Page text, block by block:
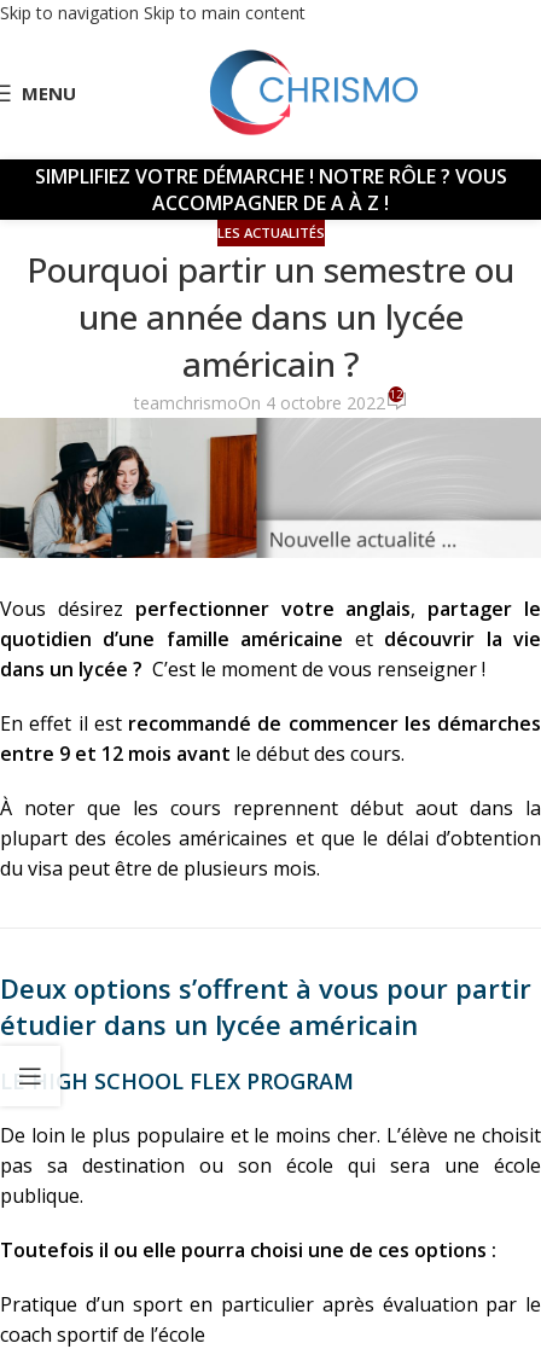
Skip to navigation Skip to main content
MENU
SIMPLIFIEZ VOTRE DÉMARCHE ! NOTRE RÔLE ? VOUS
ACCOMPAGNER DE A À Z !
LES ACTUALITÉS
Pourquoi partir un semestre ou
une année dans un lycée
américain ?
teamchrismoOn 4 octobre 2022 12
Vous désirez perfectionner votre anglais, partager le
quotidien d’une famille américaine et découvrir la vie
dans un lycée ? C’est le moment de vous renseigner !
En effet il est recommandé de commencer les démarches
entre 9 et 12 mois avant le début des cours.
À noter que les cours reprennent début aout dans la
plupart des écoles américaines et que le délai d’obtention
du visa peut être de plusieurs mois.
Deux options s’offrent à vous pour partir
étudier dans un lycée américain
LE HIGH SCHOOL FLEX PROGRAM
De loin le plus populaire et le moins cher. L’élève ne choisit
pas sa destination ou son école qui sera une école
publique.
Toutefois il ou elle pourra choisi une de ces options :
Pratique d’un sport en particulier après évaluation par le
coach sportif de l’école